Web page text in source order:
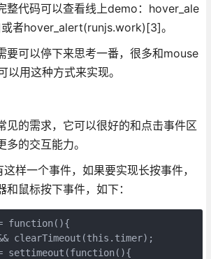
整代码可以查看线上demo：hover_ale
者hover_alert(runjs.work)[3]。
要可以停下来思考一番，很多和mouse
用这种方式来实现。
见的需求，它可以很好的和点击事件区
的交互能力。
样一个事件，如果要实现长按事件，
鼠标按下事件，如下：
= function(){
clearTimeout(this.timer);
settimeout(function(){